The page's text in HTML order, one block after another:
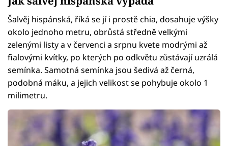
Šalvěj hispánská, říká se jí i prostě chia, dosahuje výšky
okolo jednoho metru, obrůstá středně velkými
zelenými listy a v červenci a srpnu kvete modrými až
fialovými kvítky, po kterých po odkvětu zůstávají uzrálá
semínka. Samotná semínka jsou šedivá až černá,
podobná máku, a jejich velikost se pohybuje okolo 1
milimetru.